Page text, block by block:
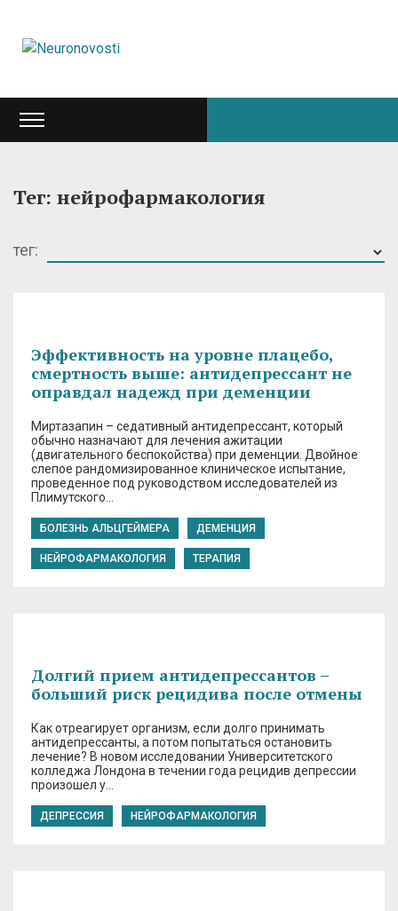
Тег: нейрофармакология
тег:
Эффективность на уровне плацебо,
смертность выше: антидепрессант не
оправдал надежд при деменции
Миртазапин – седативный антидепрессант, который
обычно назначают для лечения ажитации
(двигательного беспокойства) при деменции. Двойное
слепое рандомизированное клиническое испытание,
проведенное под руководством исследователей из
Плимутского…
БОЛЕЗНЬ АЛЬЦГЕЙМЕРА ДЕМЕНЦИЯ
НЕЙРОФАРМАКОЛОГИЯ ТЕРАПИЯ
Долгий прием антидепрессантов –
больший риск рецидива после отмены
Как отреагирует организм, если долго принимать
антидепрессанты, а потом попытаться остановить
лечение? В новом исследовании Университетского
колледжа Лондона в течении года рецидив депрессии
произошел у…
ДЕПРЕССИЯ НЕЙРОФАРМАКОЛОГИЯ